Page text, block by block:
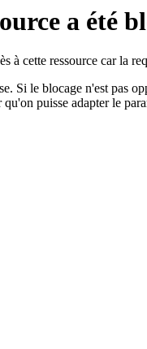
a été
cette ressource car la
Si le blocage n'est pas
puisse adapter le